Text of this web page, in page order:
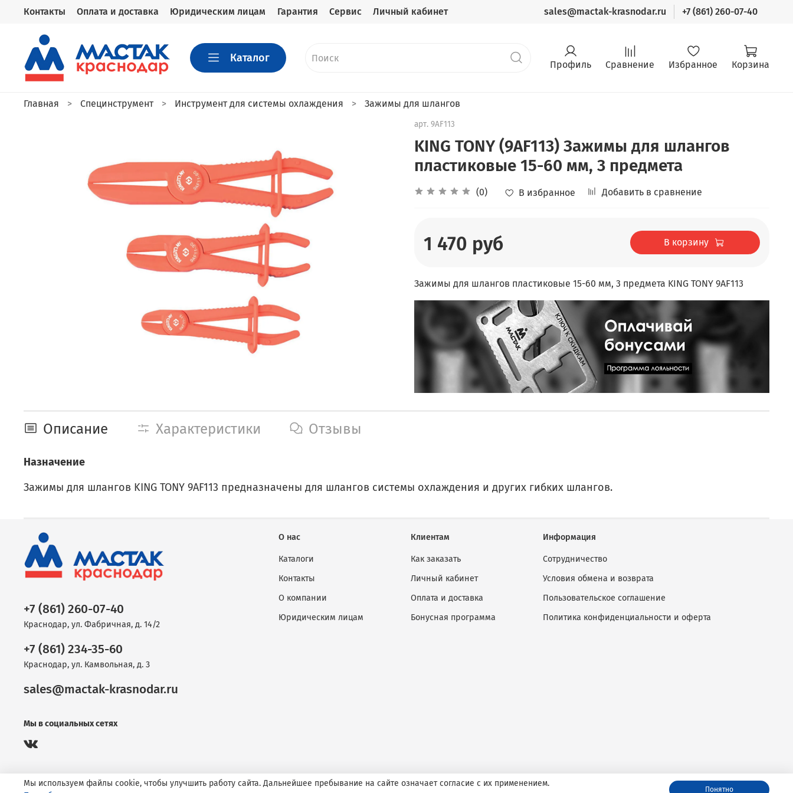
Контакты Оплата и доставка Юридическим лицам Гарантия Сервис Личный кабинет sales@mactak-krasnodar.ru +7 (861) 260-07-40
Каталог Профиль Сравнение Избранное Корзина
Главная Специнструмент Инструмент для системы охлаждения Зажимы для шлангов
арт. 9AF113
KING TONY (9AF113) Зажимы для шлангов
пластиковые 15-60 мм, 3 предмета
(0) В избранное Добавить в сравнение
1 470 руб В корзину
Зажимы для шлангов пластиковые 15-60 мм, 3 предмета KING TONY 9AF113
Описание Характеристики Отзывы
Назначение
Зажимы для шлангов KING TONY 9AF113 предназначены для шлангов системы охлаждения и других гибких шлангов.
О нас
Каталоги
Контакты
О компании
Юридическим лицам
Клиентам
Как заказать
Личный кабинет
Оплата и доставка
Бонусная программа
Информация
Сотрудничество
Условия обмена и возврата
Пользовательское соглашение
Политика конфиденциальности и оферта
+7 (861) 260-07-40
Краснодар, ул. Фабричная, д. 14/2
+7 (861) 234-35-60
Краснодар, ул. Камвольная, д. 3
sales@mactak-krasnodar.ru
Мы в социальных сетях
© 1996—2026 МАСТАК Краснодар
Мы используем файлы cookie, чтобы улучшить работу сайта. Дальнейшее пребывание на сайте означает согласие с их применением.
Понятно